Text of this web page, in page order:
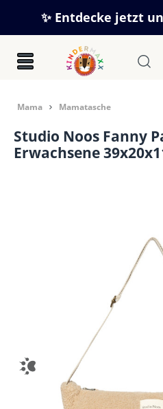
Zum Hauptinhalt springen
✨ Entdecke jetzt
Mama Mamatasche
Studio Noos Fanny
Erwachsene